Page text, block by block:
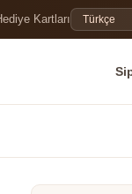
Kartları